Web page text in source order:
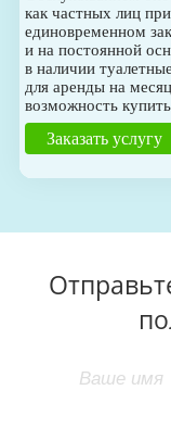
как частных лиц при
единовременном
и на постоянной
в наличии
для аренды на
возможность
Заказать услугу